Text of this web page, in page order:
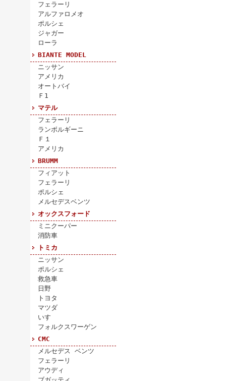
フェラーリ
アルファロメオ
ポルシェ
ジャガー
ローラ
BIANTE MODEL
ニッサン
アメリカ
オートバイ
Ｆ1
マテル
フェラーリ
ランボルギーニ
Ｆ１
アメリカ
BRUMM
フィアット
フェラーリ
ポルシェ
メルセデスベンツ
オックスフォード
ミニクーパー
消防車
トミカ
ニッサン
ポルシェ
救急車
日野
トヨタ
マツダ
いすゞ
フォルクスワーゲン
CMC
メルセデス ベンツ
フェラーリ
アウディ